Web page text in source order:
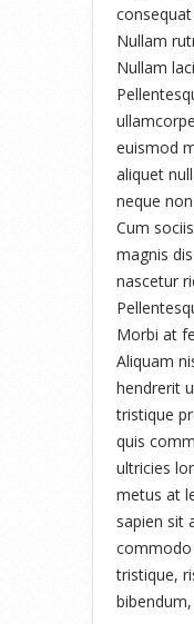
Nullam
Nullam
euismod
aliquet
neque
Cum
magnis
nascetur
Morbi at
Aliquam
hendrerit
tristique
quis
ultricies
metus at
sapien sit
commodo
tristique,